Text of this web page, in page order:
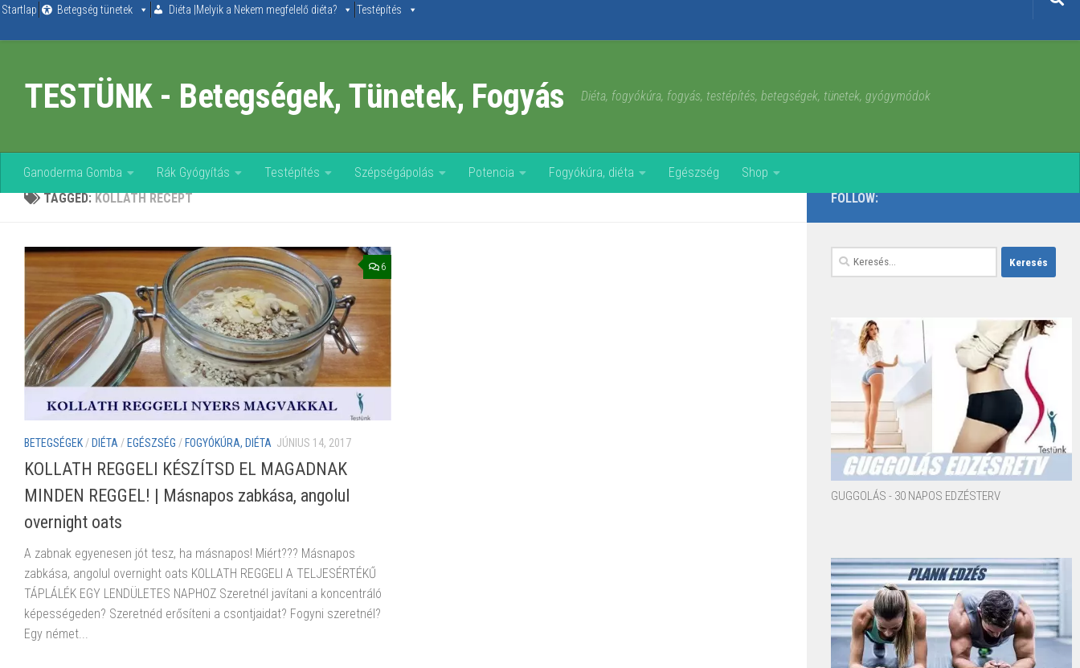
Skip to content
Startlap Betegség tünetek Diéta |Melyik a Nekem megfelelő diéta? Testépítés
TESTÜNK - Betegségek, Tünetek, Fogyás Diéta, fogyókúra, fogyás, testépítés, betegségek, tünetek, gyógymódok
Ganoderma Gomba Rák Gyógyítás Testépítés Szépségápolás Potencia Fogyókúra, diéta Egészség
Shop
TAGGED:KOLLATH RECEPT
6
BETEGSÉGEK / DIÉTA / EGÉSZSÉG / FOGYÓKÚRA, DIÉTA JÚNIUS 14, 2017
KOLLATH REGGELI KÉSZÍTSD EL MAGADNAK
MINDEN REGGEL! | Másnapos zabkása, angolul
overnight oats
A zabnak egyenesen jót tesz, ha másnapos! Miért??? Másnapos
zabkása, angolul overnight oats KOLLATH REGGELI A TELJESÉRTÉKŰ
TÁPLÁLÉK EGY LENDÜLETES NAPHOZ Szeretnél javítani a koncentráló
képességeden? Szeretnéd erősíteni a csontjaidat? Fogyni szeretnél?
Egy német...
FOLLOW:
Keresés:
GUGGOLÁS - 30 NAPOS EDZÉSTERV